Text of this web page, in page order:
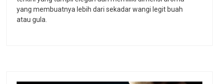
yang membuatnya lebih dari sekadar wangi legit buah
atau gula.